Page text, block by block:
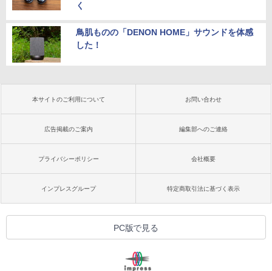
く
鳥肌ものの「DENON HOME」サウンドを体感
した！
本サイトのご利用について お問い合わせ
広告掲載のご案内 編集部へのご連絡
プライバシーポリシー 会社概要
インプレスグループ 特定商取引法に基づく表示
PC版で見る